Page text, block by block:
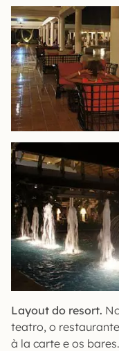
Layout do resort.
teatro, o
à la carte e os bares.